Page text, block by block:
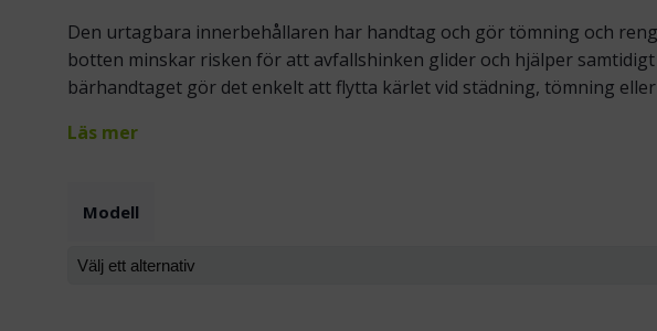
Den urtagbara innerbehållaren har handtag och gör tömning och
botten minskar risken för att avfallshinken glider och hjälper
bärhandtaget gör det enkelt att flytta kärlet vid städning, tömning
Läs mer
Modell